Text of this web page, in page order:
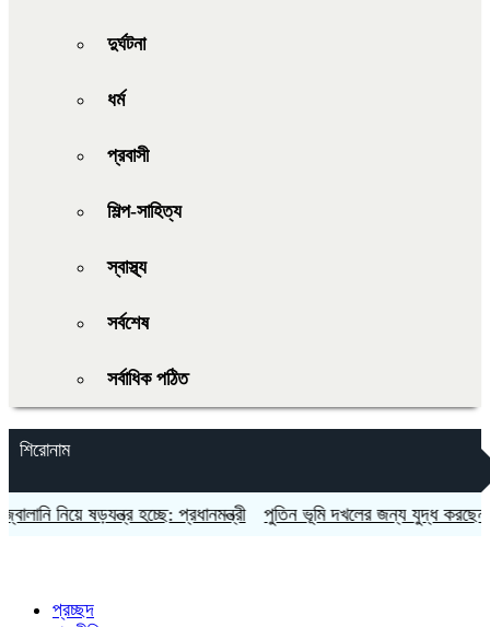
দুর্ঘটনা
ধর্ম
প্রবাসী
শিল্প-সাহিত্য
স্বাস্থ্য
সর্বশেষ
সর্বাধিক পঠিত
শিরোনাম
নিয়ে ষড়যন্ত্র হচ্ছে: প্রধানমন্ত্রী পুতিন ভূমি দখলের জন্য যুদ্ধ করছেন না:
প্রচ্ছদ